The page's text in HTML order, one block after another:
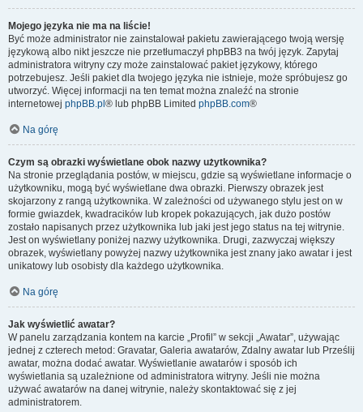
Mojego języka nie ma na liście!
Być może administrator nie zainstalował pakietu zawierającego twoją wersję
językową albo nikt jeszcze nie przetłumaczył phpBB3 na twój język. Zapytaj
administratora witryny czy może zainstalować pakiet językowy, którego
potrzebujesz. Jeśli pakiet dla twojego języka nie istnieje, może spróbujesz go
utworzyć. Więcej informacji na ten temat można znaleźć na stronie
internetowej phpBB.pl ® lub phpBB Limited phpBB.com®
Na górę
Czym są obrazki wyświetlane obok nazwy użytkownika?
Na stronie przeglądania postów, w miejscu, gdzie są wyświetlane informacje o
użytkowniku, mogą być wyświetlane dwa obrazki. Pierwszy obrazek jest
skojarzony z rangą użytkownika. W zależności od używanego stylu jest on w
formie gwiazdek, kwadracików lub kropek pokazujących, jak dużo postów
zostało napisanych przez użytkownika lub jaki jest jego status na tej witrynie.
Jest on wyświetlany poniżej nazwy użytkownika. Drugi, zazwyczaj większy
obrazek, wyświetlany powyżej nazwy użytkownika jest znany jako awatar i jest
unikatowy lub osobisty dla każdego użytkownika.
Na górę
Jak wyświetlić awatar?
W panelu zarządzania kontem na karcie „Profil” w sekcji „Awatar”, używając
jednej z czterech metod: Gravatar, Galeria awatarów, Zdalny awatar lub Prześlij
awatar, można dodać awatar. Wyświetlanie awatarów i sposób ich
wyświetlania są uzależnione od administratora witryny. Jeśli nie można
używać awatarów na danej witrynie, należy skontaktować się z jej
administratorem.